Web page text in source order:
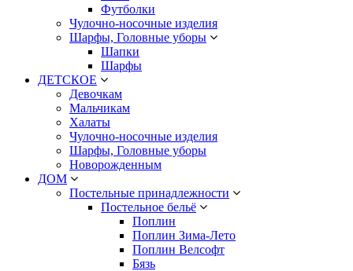
Футболки
Чулочно-носочные изделия
Шарфы, Головные уборы
Шапки
Шарфы
ДЕТСКОЕ
Девочкам
Мальчикам
Халаты
Чулочно-носочные изделия
Шарфы, Головные уборы
Новорожденным
ДОМ
Постельные принадлежности
Постельное бельё
Поплин
Поплин Зима-Лето
Поплин Велсофт
Бязь